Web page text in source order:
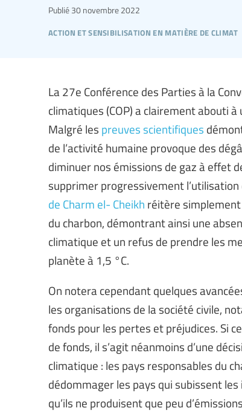
action et sensibilisation en matière de climat
Publié 30 novembre 2022
La 27e Conférence des Parties à la
climatiques (COP) a clairement abouti
Malgré les preuves scientifiques
de l’activité humaine provoque des
diminuer nos émissions de gaz à effet
supprimer progressivement l’utilisation
de Charm el- Cheikh réitère
du charbon, démontrant ainsi une
climatique et un refus de prendre les
planète à 1,5 °C.
On notera cependant quelques
les organisations de la société civile,
fonds pour les pertes et préjudices. Si
de fonds, il s’agit néanmoins d’une
climatique : les pays responsables du
dédommager les pays qui subissent
qu’ils ne produisent que peu